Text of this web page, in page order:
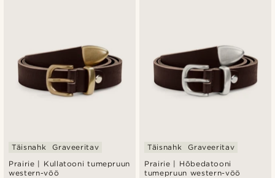
Prairie | Kullatooni tumepruun
western-vöö
Täisnahk Graveeritav
Prairie | Hõbedatooni
tumepruun western-vöö
Täisnahk Graveeritav